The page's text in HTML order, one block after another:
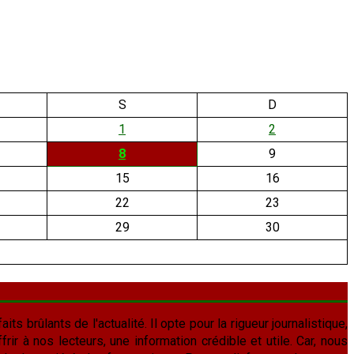
S
D
1
2
8
9
15
16
22
23
29
30
brûlants de l'actualité. Il opte pour la rigueur journalistique,
à nos lecteurs, une information crédible et utile. Car, nous